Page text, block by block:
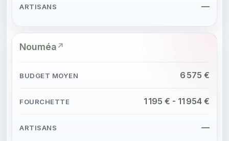
—
Nouméa
6 575 €
1 195 € - 11 954 €
—